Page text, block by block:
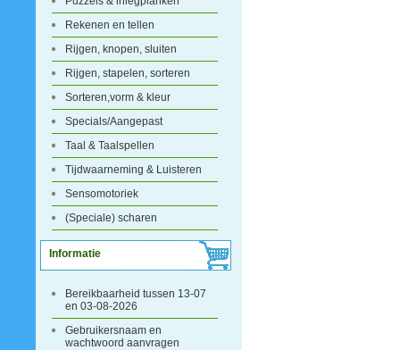
Rekenen en tellen
Rijgen, knopen, sluiten
Rijgen, stapelen, sorteren
Sorteren,vorm & kleur
Specials/Aangepast
Taal & Taalspellen
Tijdwaarneming & Luisteren
Sensomotoriek
(Speciale) scharen
Informatie
Bereikbaarheid tussen 13-07
en 03-08-2026
Gebruikersnaam en
wachtwoord aanvragen